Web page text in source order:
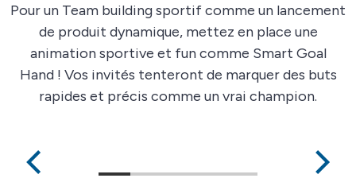
Pour un Team building sportif comme un lancement
de produit dynamique, mettez en place une
animation sportive et fun comme Smart Goal
Hand ! Vos invités tenteront de marquer des buts
rapides et précis comme un vrai champion.